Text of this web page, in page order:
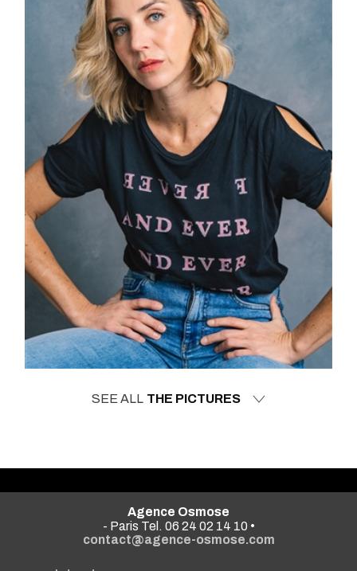
SEE ALL THE PICTURES
Agence Osmose
- Paris Tel. 06 24 02 14 10 •
contact@agence-osmose.com